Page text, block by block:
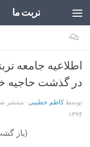
تربت ما
۰
اطلاعیه جامعه
در گذشت حاجیه
توسطکاظم خطیبی · منتشر
۱۳۹۴
(باز